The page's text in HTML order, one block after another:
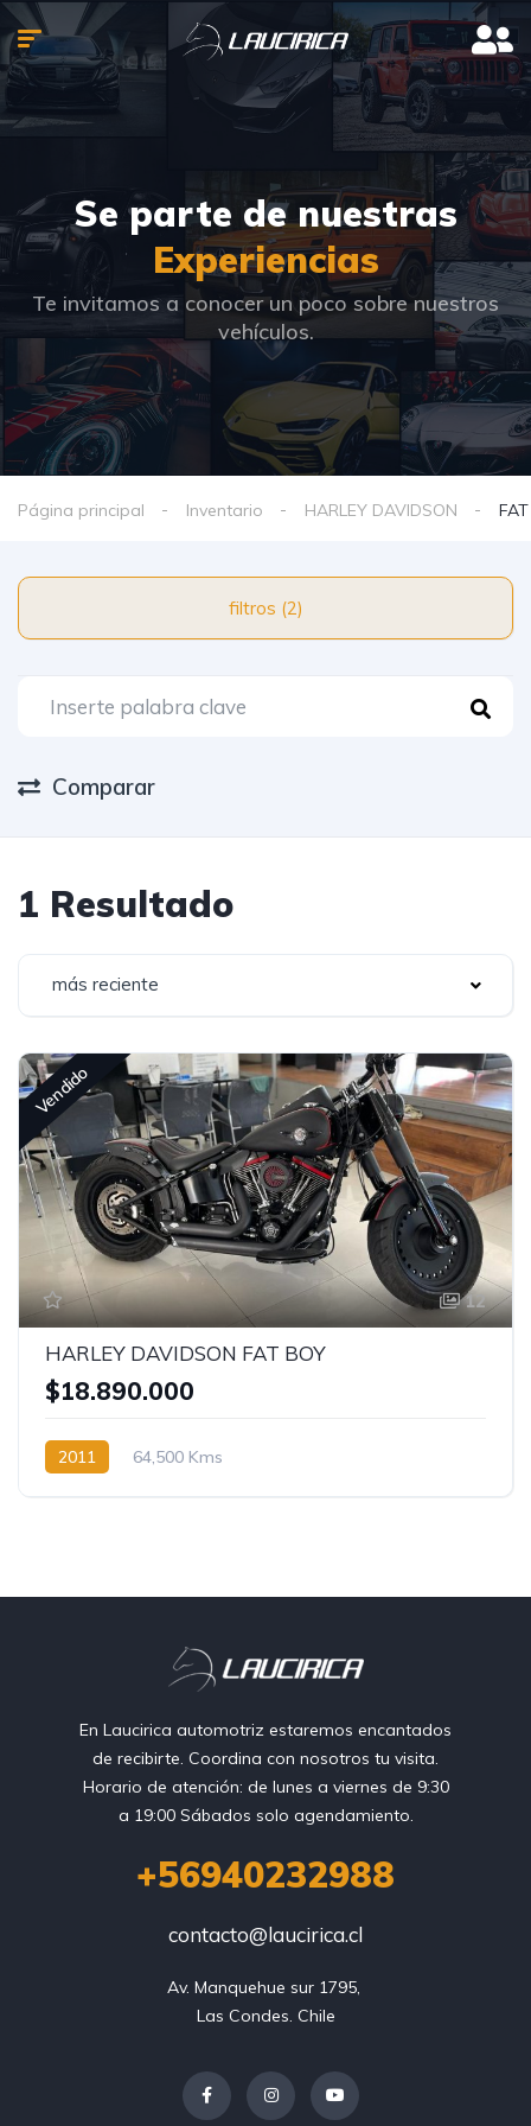
Se parte de nuestras
Experiencias
Te invitamos a conocer un poco sobre nuestros
vehículos.
Página principal Inventario HARLEY DAVIDSON
filtros (2)
Comparar
1 Resultado
más reciente
Vendido
12
HARLEY DAVIDSON FAT BOY
$18.890.000
2011 64,500 Kms
En Laucirica automotriz estaremos encantados
de recibirte. Coordina con nosotros tu visita.
Horario de atención: de lunes a viernes de 9:30
a 19:00 Sábados solo agendamiento.
+56940232988
contacto@laucirica.cl
Av. Manquehue sur 1795,
Las Condes. Chile